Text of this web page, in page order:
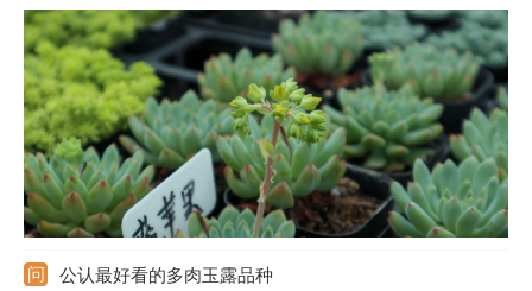
在阴凉通风处养。光照充足：把它放到向阳处，每天见光不少于5
个小时，夏季要避免暴晒。合理浇水：生长期保持土壤湿润，大型
植株可适当控水，保证良好的通风性。
公认最好看的多肉玉露品种